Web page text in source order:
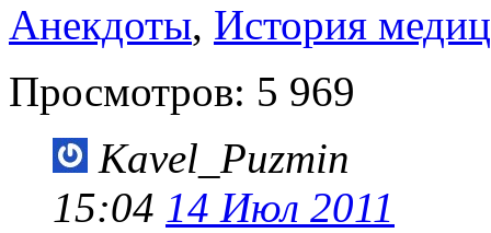
Анекдоты, История
Просмотров: 5 969
Kavel_Puzmin
15:04 14 Июл 2011